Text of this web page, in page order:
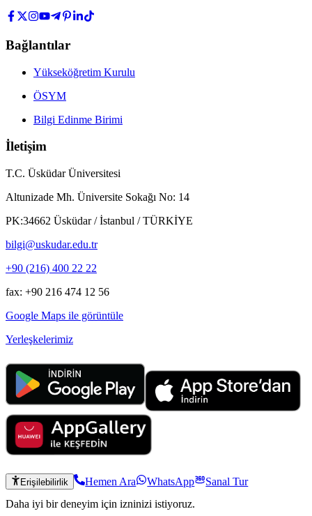
Bağlantılar
Yükseköğretim Kurulu
ÖSYM
Bilgi Edinme Birimi
İletişim
T.C. Üsküdar Üniversitesi
Altunizade Mh. Üniversite Sokağı No: 14
PK:34662 Üsküdar / İstanbul / TÜRKİYE
bilgi@uskudar.edu.tr
+90 (216) 400 22 22
fax: +90 216 474 12 56
Google Maps ile görüntüle
Yerleşkelerimiz
Erişilebilirlik Hemen Ara WhatsApp
Sanal Tur
Daha iyi bir deneyim için izninizi istiyoruz.